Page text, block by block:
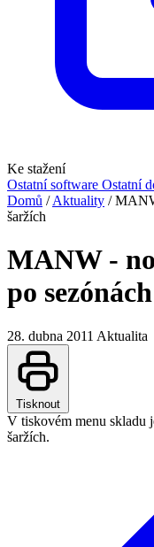
Ke stažení
Ostatní software Ostatní
Domů / Aktuality /
šaržích
MANW -
po
28. dubna 2011 Aktualita
Tisknout
V tiskovém menu skladu
šaržích.